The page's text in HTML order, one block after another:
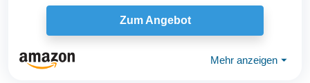
Zum Angebot
Mehr anzeigen ⏷